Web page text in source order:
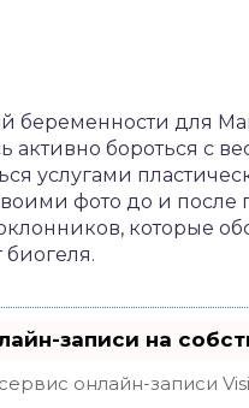
беременности для
активно бороться с
услугами
фото до и после
которые
биогеля.
записи на
онлайн-записи